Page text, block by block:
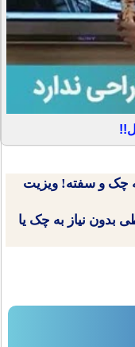
چک و سفته! ویزیت
بدون نیاز به چک یا